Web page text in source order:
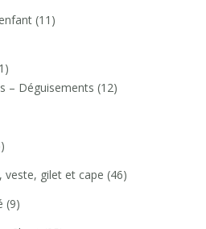
(11)
– Déguisements (12)
veste, gilet et cape (46)
(9)